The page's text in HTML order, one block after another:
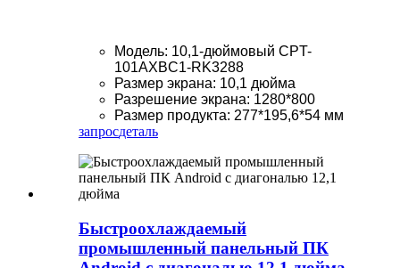
Модель: 10,1-дюймовый CPT-
101AXBC1-RK3288
Размер экрана: 10,1 дюйма
Разрешение экрана: 1280*800
Размер продукта: 277*195,6*54 мм
запросдеталь
Быстроохлаждаемый
промышленный панельный ПК